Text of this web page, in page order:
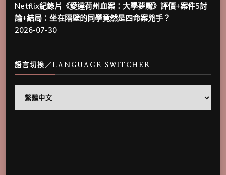
Netflix紀錄片《愛達荷州血案：大學夢魘》評價+案件5討
論+結局：坐在隔壁的同學竟然是四命案兇手？
2026-07-30
語言切換／LANGUAGE SWITCHER